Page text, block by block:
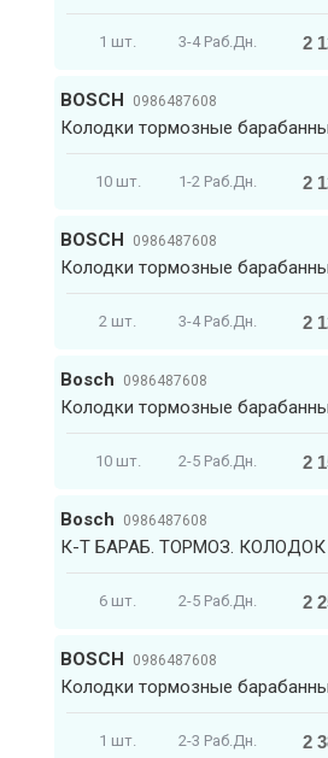
1 шт. 3-4 Раб.Дн. 2
BOSCH 0986487608
Колодки тормозные
10 шт. 1-2 Раб.Дн. 2
BOSCH 0986487608
Колодки тормозные
2 шт. 3-4 Раб.Дн. 2
Bosch 0986487608
Колодки тормозные
10 шт. 2-5 Раб.Дн. 2
Bosch 0986487608
К-Т БАРАБ. ТОРМОЗ. КОЛОДОК
6 шт. 2-5 Раб.Дн. 2
BOSCH 0986487608
Колодки тормозные
1 шт. 2-3 Раб.Дн. 2